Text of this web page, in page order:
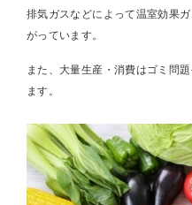
排気ガスなどによって温室効果
がっています。
また、大量生産・消費はゴミ問
ます。